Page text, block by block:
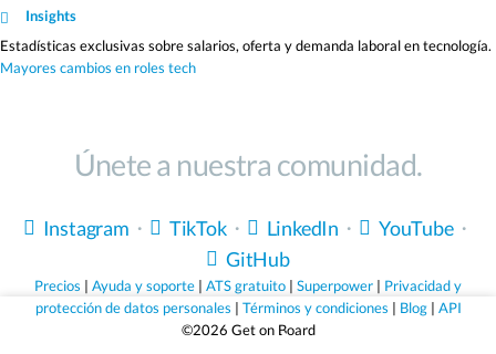
Sólo empleos que valen la pena.
Insights
Estadísticas exclusivas sobre salarios, oferta y demanda laboral en tecnología.
Mayores cambios en roles tech
Únete a nuestra comunidad.
Instagram ・ TikTok・ LinkedIn ・ YouTube・
GitHub
Precios | Ayuda y soporte | ATS gratuito | Superpower | Privacidad y
protección de datos personales | Términos y condiciones | Blog| API
©2026 Get on Board